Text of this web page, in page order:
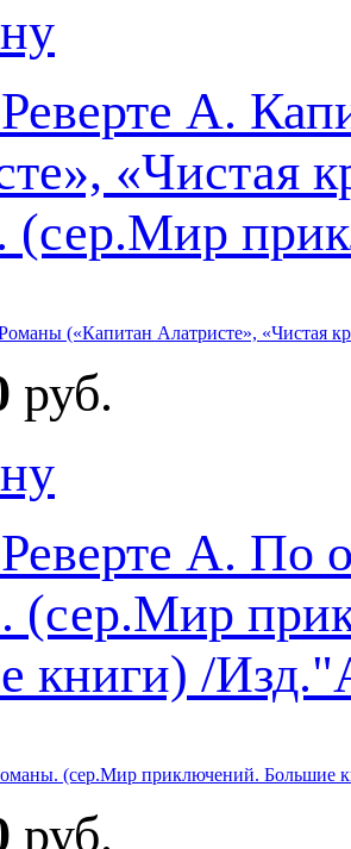
(«Капитан Алатристе», «Чистая
руб.
(сер.Мир приключений. Большие
руб.